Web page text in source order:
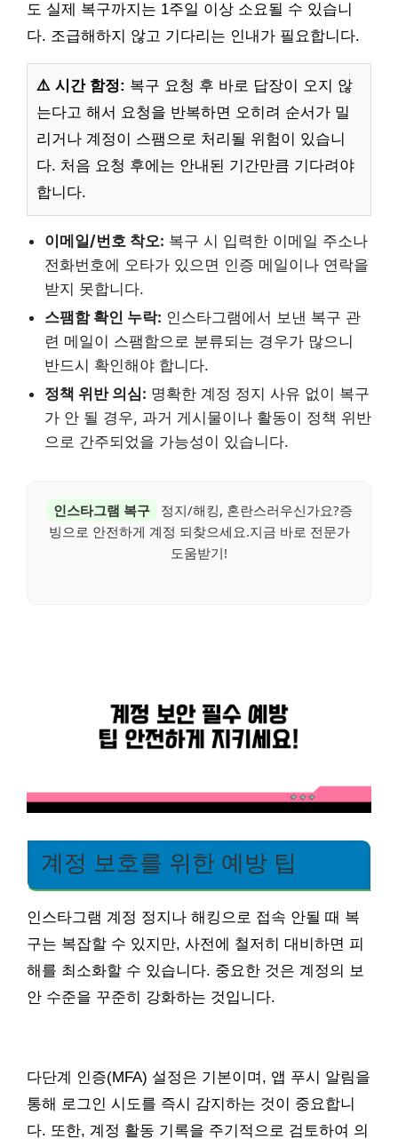
도 실제 복구까지는 1주일 이상 소요될 수 있습니
다. 조급해하지 않고 기다리는 인내가 필요합니다.
⚠️ 시간 함정: 복구 요청 후 바로 답장이 오지 않
는다고 해서 요청을 반복하면 오히려 순서가 밀
리거나 계정이 스팸으로 처리될 위험이 있습니
다. 처음 요청 후에는 안내된 기간만큼 기다려야
합니다.
이메일/번호 착오: 복구 시 입력한 이메일 주소나
전화번호에 오타가 있으면 인증 메일이나 연락을
받지 못합니다.
스팸함 확인 누락: 인스타그램에서 보낸 복구 관
련 메일이 스팸함으로 분류되는 경우가 많으니
반드시 확인해야 합니다.
정책 위반 의심: 명확한 계정 정지 사유 없이 복구
가 안 될 경우, 과거 게시물이나 활동이 정책 위반
으로 간주되었을 가능성이 있습니다.
인스타그램 복구
정지/해킹, 혼란스러우신가요?증
빙으로 안전하게 계정 되찾으세요.지금 바로 전문가
도움받기!
계정 보호를 위한 예방 팁
인스타그램 계정 정지나 해킹으로 접속 안될 때 복
구는 복잡할 수 있지만, 사전에 철저히 대비하면 피
해를 최소화할 수 있습니다. 중요한 것은 계정의 보
안 수준을 꾸준히 강화하는 것입니다.
다단계 인증(MFA) 설정은 기본이며, 앱 푸시 알림을
통해 로그인 시도를 즉시 감지하는 것이 중요합니
다. 또한, 계정 활동 기록을 주기적으로 검토하여 의